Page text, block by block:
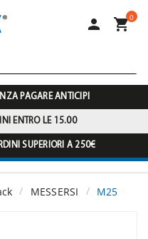
 0
PAGARE ANTICIPI
ENTRO LE 15.00
SUPERIORI A 250€
MESSERSI M25